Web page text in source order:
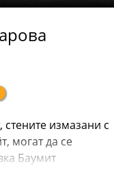
стените измазани с
могат да се
Баумит